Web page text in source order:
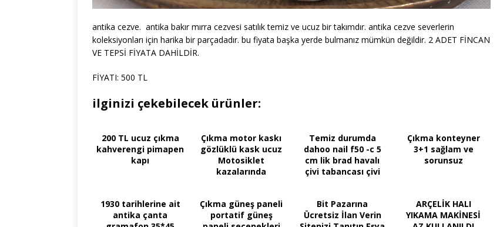
antika cezve. antika bakır mırra cezvesi satılık temiz ve ucuz bir takımdır. antika cezve severlerin
koleksiyonları için harika bir parçadadır. bu fiyata başka yerde bulmanız mümkün değildir. 2 ADET FİNCAN
VE TEPSİ FİYATA DAHİLDİR.
FİYATI: 500 TL
ilginizi çekebilecek ürünler:
200 TL ucuz çıkma
kahverengi pimapen
kapı
Çıkma motor kaskı
gözlüklü kask ucuz
Motosiklet
kazalarında
Temiz durumda
dahoo nail f50 -c 5
cm lik brad havalı
çivi tabancası çivi
Çıkma konteyner
3+1 sağlam ve
sorunsuz
1930 tarihlerine ait
antika çanta
Çıkma güneş paneli
portatif güneş
Bit Pazarına
Ücretsiz İlan Verin
ARÇELİK HALI
YIKAMA MAKİNESİ